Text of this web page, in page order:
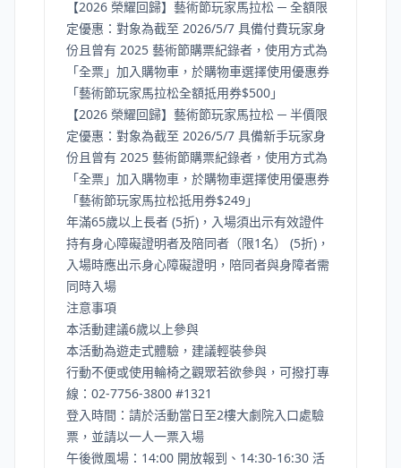
【2026 榮耀回歸】藝術節玩家馬拉松 ─ 全額限
定優惠：對象為截至 2026/5/7 具備付費玩家身
份且曾有 2025 藝術節購票紀錄者，使用方式為
「全票」加入購物車，於購物車選擇使用優惠券
「藝術節玩家馬拉松全額抵用券$500」
【2026 榮耀回歸】藝術節玩家馬拉松 ─ 半價限
定優惠：對象為截至 2026/5/7 具備新手玩家身
份且曾有 2025 藝術節購票紀錄者，使用方式為
「全票」加入購物車，於購物車選擇使用優惠券
「藝術節玩家馬拉松抵用券$249」
年滿65歲以上長者 (5折)，入場須出示有效證件
持有身心障礙證明者及陪同者（限1名） (5折)，
入場時應出示身心障礙證明，陪同者與身障者需
同時入場
注意事項
本活動建議6歲以上參與
本活動為遊走式體驗，建議輕裝參與
行動不便或使用輪椅之觀眾若欲參與，可撥打專
線：02-7756-3800 #1321
登入時間：請於活動當日至2樓大劇院入口處驗
票，並請以一人一票入場
午後微風場：14:00 開放報到、14:30-16:30 活